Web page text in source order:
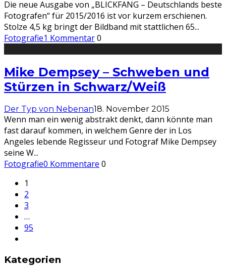
Die neue Ausgabe von „BLICKFANG – Deutschlands beste
Fotografen“ für 2015/2016 ist vor kurzem erschienen.
Stolze 4,5 kg bringt der Bildband mit stattlichen 65...
Fotografie1 Kommentar0
Mike Dempsey – Schweben und
Stürzen in Schwarz/Weiß
Der Typ von Nebenan18. November 2015
Wenn man ein wenig abstrakt denkt, dann könnte man
fast darauf kommen, in welchem Genre der in Los
Angeles lebende Regisseur und Fotograf Mike Dempsey
seine W...
Fotografie0 Kommentare 0
1
2
3
…
95
Kategorien